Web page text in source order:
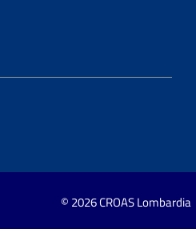
© 2026 CROAS Lombardia